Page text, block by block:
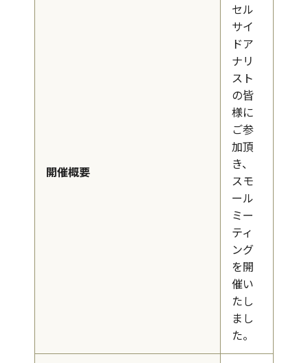
開催概要
セル
サイ
ドア
ナリ
スト
の皆
様に
ご参
加頂
き、
スモ
ール
ミー
ティ
ング
を開
催い
たし
まし
た。